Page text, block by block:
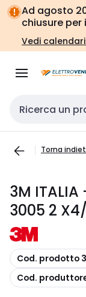
Vai alla
navigazione
Vai
alla
Ad agosto
chiusure per
Vedi
Cerca input
Torna
3M ITALIA
3005 2 X4/
copia
Cod. prodotto
copia
Cod.